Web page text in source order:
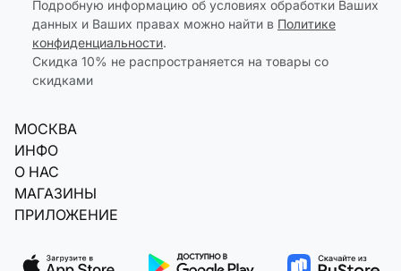
Подробную информацию об условиях обработки Ваших
данных и Ваших правах можно найти в Политике
конфиденциальности.
Скидка 10% не распространяется на товары со
скидками
МОСКВА
ИНФО
О НАС
МАГАЗИНЫ
ПРИЛОЖЕНИЕ